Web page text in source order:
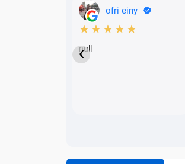
ofri einy
★★★★★
null
‹